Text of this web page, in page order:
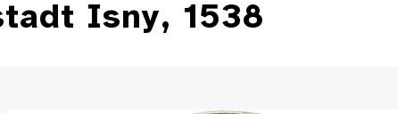
Isny, 1538